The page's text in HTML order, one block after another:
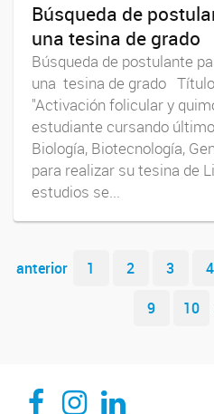
Búsqueda de
una tesina de grado
Búsqueda de postulante
una tesina de grado
"Activación folicular y
estudiante cursando
Biología, Biotecnología,
para realizar su tesina de
estudios se...
Navegador de
anterior 1 2 3 4
9
10
CEDIE, Centro de Investigaciones Endocrinológicas Dr. César Bergadá
CEDIE, Centro de Investigaciones Endocrinológicas Dr. César Bergadá
CEDIE, Centro de Investigaciones Endocrinológicas Dr. César Bergadá